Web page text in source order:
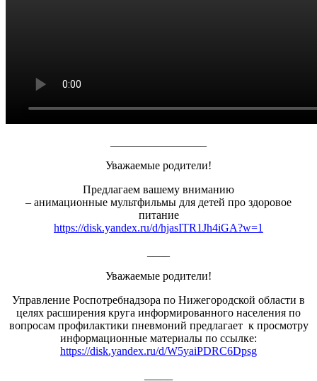
Уважаемые родители!
Предлагаем вашему вниманию
– анимационные мультфильмы для детей про здоровое
питание
https://disk.yandex.ru/d/hjasITR1Jh4iGA?w=1
Уважаемые родители!
Управление Роспотребнадзора по Нижегородской области в
целях расширения круга информированного населения по
вопросам профилактики пневмоний предлагает к просмотру
информационные материалы по ссылке:
https://disk.yandex.ru/d/W5yaiPDRC6Dpsg